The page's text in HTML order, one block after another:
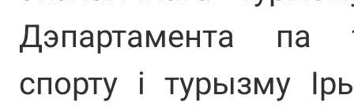
Дэпартамента па
спорту і турызму